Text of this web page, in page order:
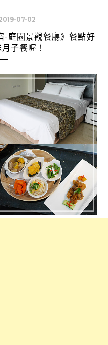
07-02
-庭園景觀餐廳》餐點好
子餐喔！